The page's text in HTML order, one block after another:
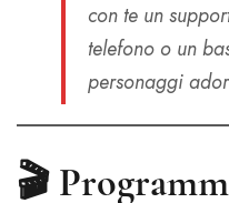
con te un
telefono o un
personaggi
🎬